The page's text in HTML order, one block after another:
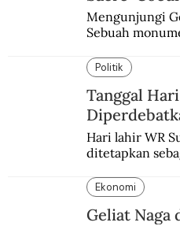
Mengunjungi
Sebuah
Prancis.
Politik
Tanggal
Hari lahir WR
ditetapkan
Ekonomi
Geliat Naga